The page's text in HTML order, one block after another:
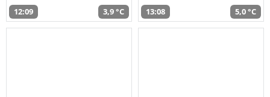
12:09 3,9 °C 13:08 5,0 °C